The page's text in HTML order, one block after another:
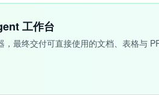
工作台
最终交付可直接使用的文档、表格与